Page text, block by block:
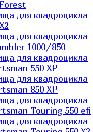
для квадроцикла
для квадроцикла
1000/850
для квадроцикла
550 XP
для квадроцикла
850 XP
для квадроцикла
Touring 550 efi
для квадроцикла